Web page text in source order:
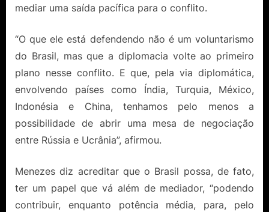
mediar uma saída pacífica para o conflito.
“O que ele está defendendo não é um voluntarismo
do Brasil, mas que a diplomacia volte ao primeiro
plano nesse conflito. E que, pela via diplomática,
envolvendo países como Índia, Turquia, México,
Indonésia e China, tenhamos pelo menos a
possibilidade de abrir uma mesa de negociação
entre Rússia e Ucrânia”, afirmou.
Menezes diz acreditar que o Brasil possa, de fato,
ter um papel que vá além de mediador, “podendo
contribuir, enquanto potência média, para, pelo